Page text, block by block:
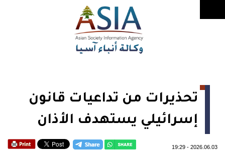
تحذيرات من تداعيات قانون
إسرائيلي يستهدف الأذان
2026.06.03
-
19:29